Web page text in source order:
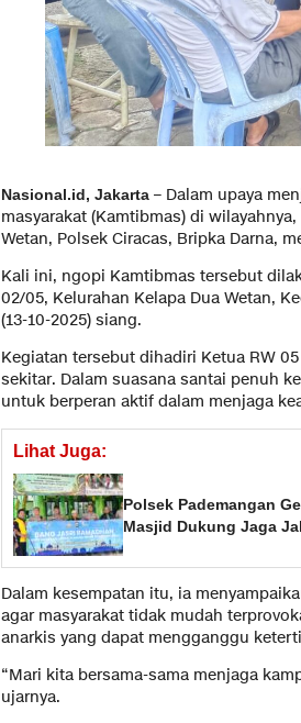
Nasional.id, Jakarta – Dalam upaya
masyarakat (Kamtibmas) di
Wetan, Polsek Ciracas, Bripka Darna,
Kali ini, ngopi Kamtibmas tersebut
02/05, Kelurahan Kelapa Dua Wetan,
(13-10-2025) siang.
Kegiatan tersebut dihadiri Ketua RW
sekitar. Dalam suasana santai penuh
untuk berperan aktif dalam menjaga
Lihat Juga:
Polsek Pademangan
Masjid Dukung Jaga
Dalam kesempatan itu, ia
agar masyarakat tidak mudah
anarkis yang dapat mengganggu
“Mari kita bersama-sama menjaga
ujarnya.